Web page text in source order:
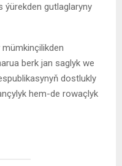
ýürekden gutlaglaryny
berk jan saglyk we
dostlukly
hem-de rowaçlyk